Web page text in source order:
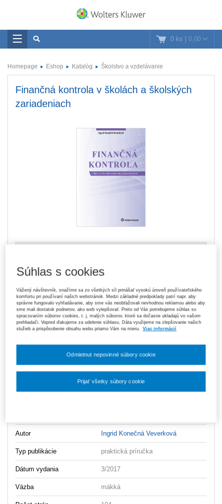
0 ks | 0,00
Homepage Eshop Katalóg Školstvo a vzdelávanie
Finančná kontrola v školách a školských
zariadeniach
dôvodov nemôžeme vystavovať daňové doklady. Budú vám
zaslané dodatočne e‑mailom.
ks Vložiť do košíka
Ceny sú vrátane DPH
Obsah
Autor Ingrid Konečná Veverková
Typ publikácie praktická príručka
Dátum vydania 3/2017
Väzba mäkká
Súhlas s cookies
Vážený návštevník, snažíme sa zo všetkých síl prinášať vysokú úroveň používateľského
komfortu pri používaní našich webstránok. Medzi základné predpoklady patrí napr. aby
správne fungovalo vyhľadávanie, aby sme vás neobťažovali nevhodnou reklamou alebo aby
sme mali dostatok podnetov, ako web vylepšovať. Preto od Vás potrebujeme súhlas so
spracovaním súborov cookies, t. j. malých súborov, ktoré sa dočasne ukladajú vo vašom
prehliadači. Vopred ďakujeme za udelenie súhlasu. Dáta využijeme na zlepšovanie našich
služieb a prispôsobenie obsahu webu priamo Vám na mieru.
Viac informácií
Odmietnut nepovinné súbory cookie
Prijať všetky súbory cookie